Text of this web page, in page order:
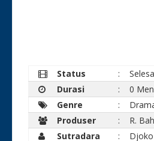
Status :
Durasi
:
0
Genre
:
Produser
:
R.
Sutradara
: